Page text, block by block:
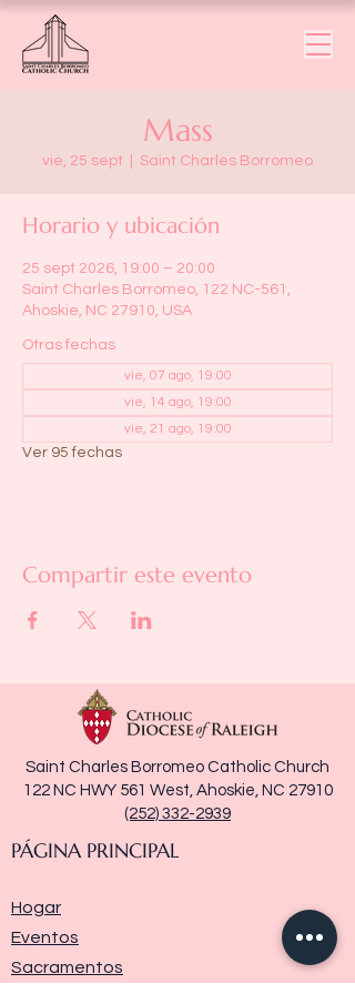
Mass
vie, 25 sept Saint Charles Borromeo
Horario y ubicación
25 sept 2026, 19:00 – 20:00
Saint Charles Borromeo, 122 NC-561,
Ahoskie, NC 27910, USA
Otras fechas
vie, 07 ago, 19:00
vie, 14 ago, 19:00
vie, 21 ago, 19:00
Ver 95 fechas
Compartir este evento
Saint Charles Borromeo Catholic Church
122 NC HWY 561 West, Ahoskie, NC 27910
(252) 332-2939
PÁGINA PRINCIPAL
Hogar
Eventos
Sacramentos